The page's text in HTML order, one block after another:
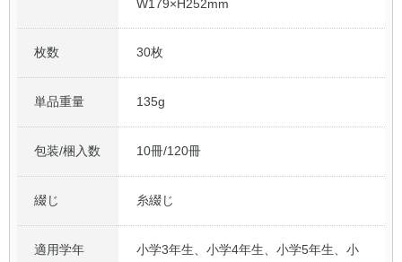
W179×H252mm
枚数 30枚
単品重量 135g
包装/梱入数 10冊/120冊
綴じ 糸綴じ
適用学年
小学3年生、小学4年生、小学5年生、小